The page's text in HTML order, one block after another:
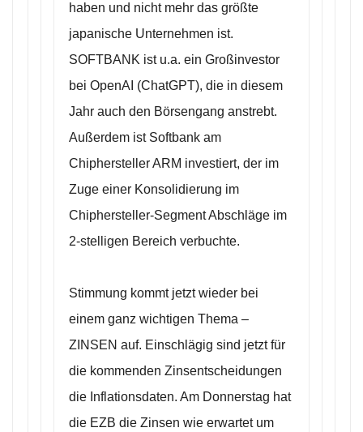
haben und nicht mehr das größte
japanische Unternehmen ist.
SOFTBANK ist u.a. ein Großinvestor
bei OpenAI (ChatGPT), die in diesem
Jahr auch den Börsengang anstrebt.
Außerdem ist Softbank am
Chiphersteller ARM investiert, der im
Zuge einer Konsolidierung im
Chiphersteller-Segment Abschläge im
2-stelligen Bereich verbuchte.
Stimmung kommt jetzt wieder bei
einem ganz wichtigen Thema –
ZINSEN auf. Einschlägig sind jetzt für
die kommenden Zinsentscheidungen
die Inflationsdaten. Am Donnerstag hat
die EZB die Zinsen wie erwartet um